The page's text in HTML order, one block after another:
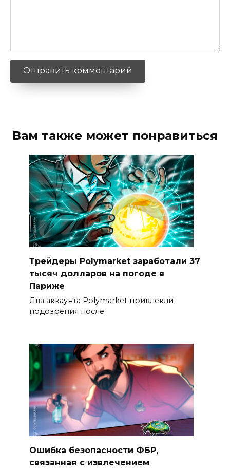
Вам также может понравиться
Трейдеры Polymarket заработали 37
тысяч долларов на погоде в
Париже
Два аккаунта Polymarket привлекли
подозрения после
Ошибка безопасности ФБР,
связанная с извлечением